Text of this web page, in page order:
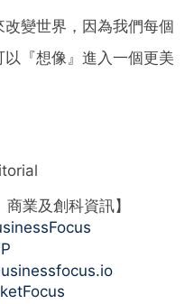
變世界，因為我們每個
『想像』進入一個更美
業及創科資訊】